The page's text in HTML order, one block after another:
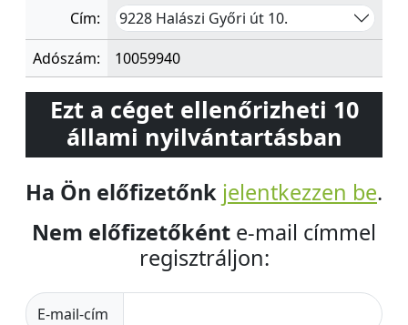
Cím: 9228 Halászi Győri út 10.
Adószám: 10059940
Ezt a céget ellenőrizheti 10
állami nyilvántartásban
Ha Ön előfizetőnk jelentkezzen be.
Nem előfizetőként e-mail címmel
regisztráljon:
E-mail-cím